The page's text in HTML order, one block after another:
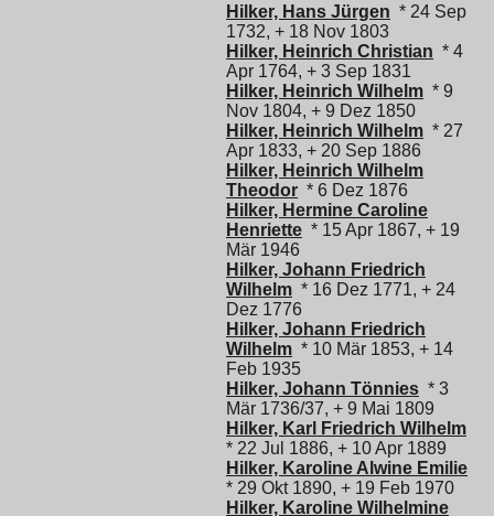
Hilker, Hans Jürgen * 24 Sep
1732, + 18 Nov 1803
Hilker, Heinrich Christian * 4
Apr 1764, + 3 Sep 1831
Hilker, Heinrich Wilhelm * 9
Nov 1804, + 9 Dez 1850
Hilker, Heinrich Wilhelm * 27
Apr 1833, + 20 Sep 1886
Hilker, Heinrich Wilhelm
Theodor * 6 Dez 1876
Hilker, Hermine Caroline
Henriette * 15 Apr 1867, + 19
Mär 1946
Hilker, Johann Friedrich
Wilhelm * 16 Dez 1771, + 24
Dez 1776
Hilker, Johann Friedrich
Wilhelm * 10 Mär 1853, + 14
Feb 1935
Hilker, Johann Tönnies * 3
Mär 1736/37, + 9 Mai 1809
Hilker, Karl Friedrich Wilhelm
* 22 Jul 1886, + 10 Apr 1889
Hilker, Karoline Alwine Emilie
* 29 Okt 1890, + 19 Feb 1970
Hilker, Karoline Wilhelmine